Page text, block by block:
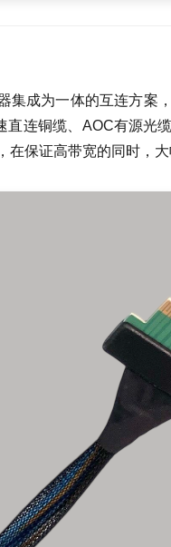
成为一体的互连方案
连铜缆、AOC有源光
保证高带宽的同时，